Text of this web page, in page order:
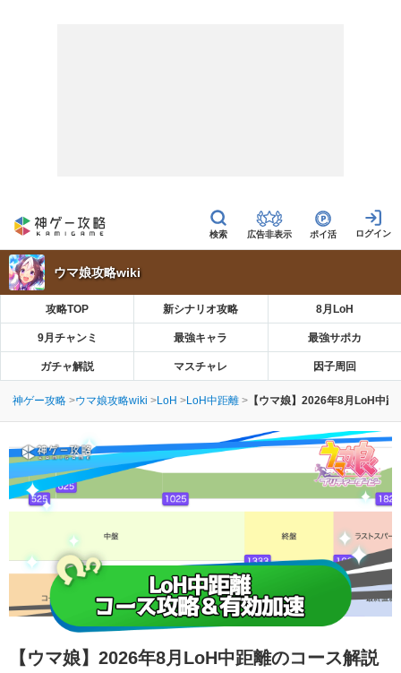
広告非表示 ポイ活
ウマ娘攻略wiki
攻略TOP 新シナリオ攻略 8月LoH
9月チャンミ 最強キャラ 最強サポカ
ガチャ解説 マスチャレ 因子周回
神ゲー攻略 ウマ娘攻略wiki LoH LoH中距離 【ウマ娘】2026年8月LoH中
【ウマ娘】 2026年8月LoH中距離のコース解説